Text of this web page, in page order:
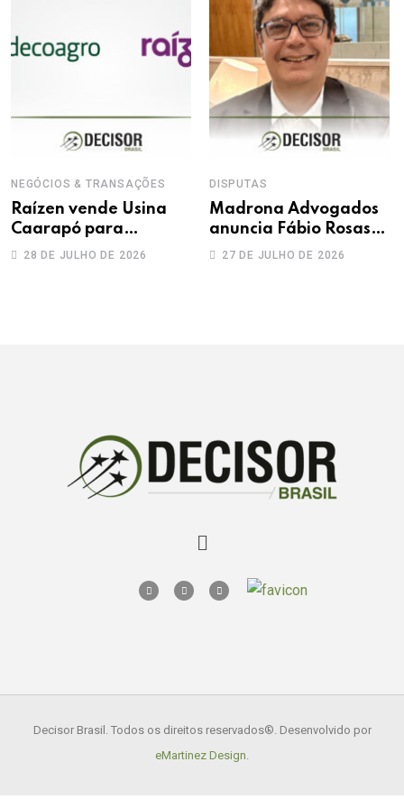
NEGÓCIOS & TRANSAÇÕES
Raízen vende Usina
Caarapó para
Adecoagro em
28 DE JULHO DE 2026
DISPUTAS
Madrona Advogados
anuncia Fábio Rosas
como novo sócio
27 DE JULHO DE 2026
Decisor Brasil. Todos os direitos reservados®. Desenvolvido por
eMartinez Design